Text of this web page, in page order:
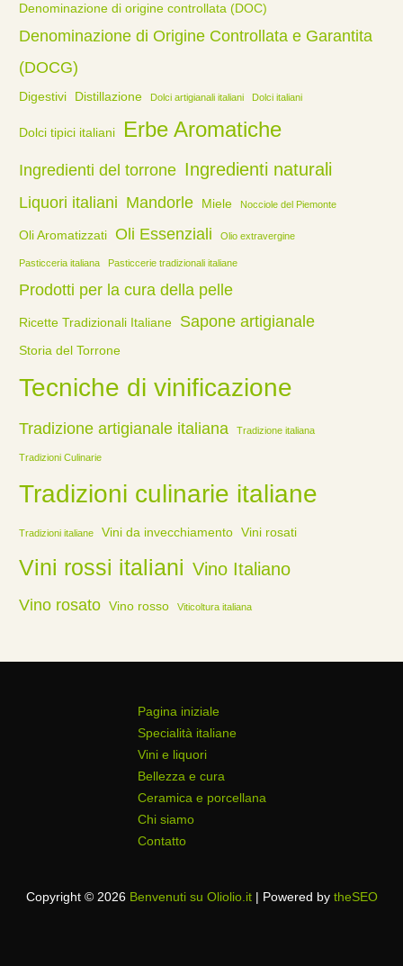
Denominazione di origine controllata (DOC)
Denominazione di Origine Controllata e Garantita
(DOCG)
Digestivi Distillazione Dolci artigianali italiani Dolci italiani
Dolci tipici italiani Erbe Aromatiche
Ingredienti del torrone Ingredienti naturali
Liquori italiani Mandorle Miele Nocciole del Piemonte
Oli Aromatizzati Oli Essenziali Olio extravergine
Pasticceria italiana Pasticcerie tradizionali italiane
Prodotti per la cura della pelle
Ricette Tradizionali Italiane Sapone artigianale
Storia del Torrone
Tecniche di vinificazione
Tradizione artigianale italiana Tradizione italiana
Tradizioni Culinarie
Tradizioni culinarie italiane
Tradizioni italiane Vini da invecchiamento Vini rosati
Vini rossi italiani Vino Italiano
Vino rosato Vino rosso Viticoltura italiana
Pagina iniziale
Specialità italiane
Vini e liquori
Bellezza e cura
Ceramica e porcellana
Chi siamo
Contatto
Copyright © 2026 Benvenuti su Oliolio.it| Powered by theSEO